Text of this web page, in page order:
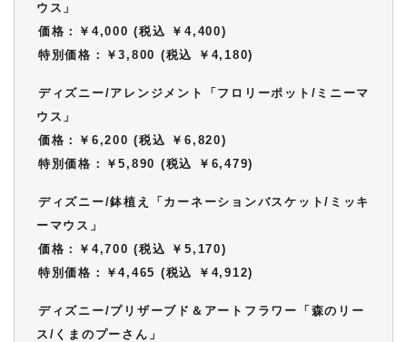
ウス」
価格：￥4,000 (税込 ￥4,400)
特別価格：￥3,800 (税込 ￥4,180)
ディズニー/アレンジメント「フロリーポット/ミニーマ
ウス」
価格：￥6,200 (税込 ￥6,820)
特別価格：￥5,890 (税込 ￥6,479)
ディズニー/鉢植え「カーネーションバスケット/ミッキ
ーマウス」
価格：￥4,700 (税込 ￥5,170)
特別価格：￥4,465 (税込 ￥4,912)
ディズニー/プリザーブド＆アートフラワー「森のリー
ス/くまのプーさん」